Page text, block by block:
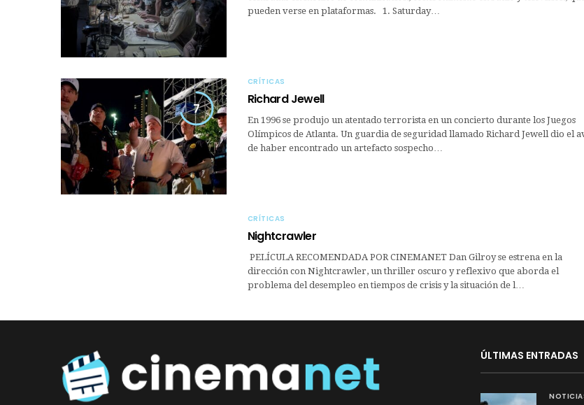
pueden verse en plataformas. 1. Saturday…
7
CRÍTICAS
Richard Jewell
En 1996 se produjo un atentado terrorista en un concierto durante los Juegos
Olímpicos de Atlanta. Un guardia de seguridad llamado Richard Jewell dio el
de haber encontrado un artefacto sospecho…
CRÍTICAS
Nightcrawler
PELÍCULA RECOMENDADA POR CINEMANET Dan Gilroy se estrena en la
dirección con Nightcrawler, un thriller oscuro y reflexivo que aborda el
problema del desempleo en tiempos de crisis y la situación de l…
ÚLTIMAS ENTRADAS